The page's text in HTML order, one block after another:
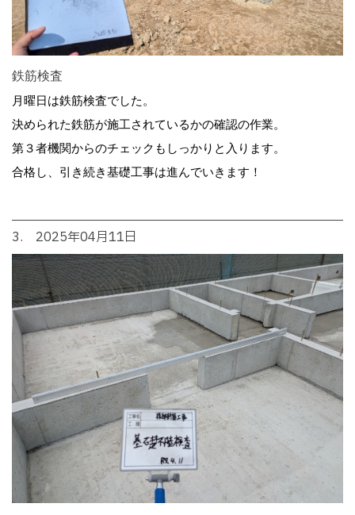
鉄筋検査
月曜日は鉄筋検査でした。
決められた鉄筋が施工されているかの確認の作業。
第３者機関からのチェックもしっかりと入ります。
合格し、引き続き基礎工事は進んでいきます！
3. 2025年04月11日